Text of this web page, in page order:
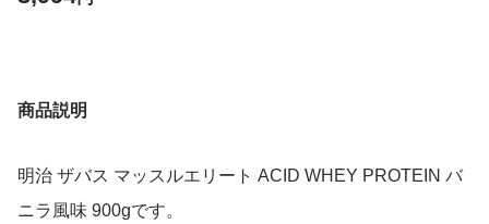
商品説明
明治 ザバス マッスルエリート ACID WHEY PROTEIN バ
ニラ風味 900gです。